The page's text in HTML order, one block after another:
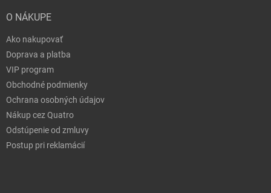
O NÁKUPE
Ako nakupovať
Doprava a platba
VIP program
Obchodné podmienky
Ochrana osobných údajov
Nákup cez Quatro
Odstúpenie od zmluvy
Postup pri reklamácií